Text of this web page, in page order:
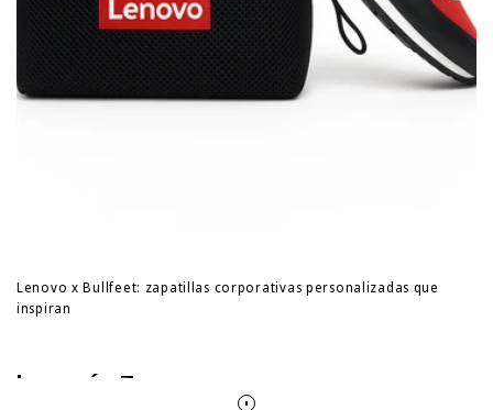
Lenovo x Bullfeet: zapatillas corporativas personalizadas que
inspiran
Leer más